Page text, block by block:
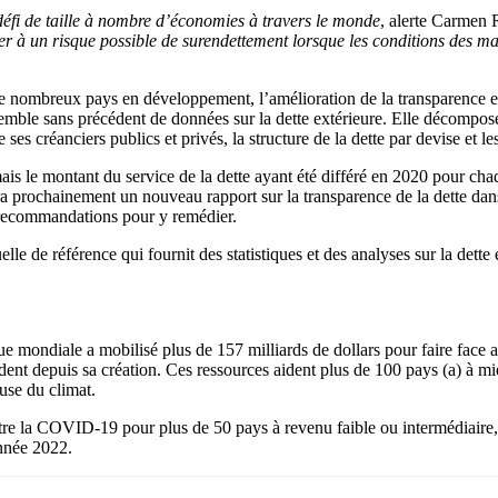
de taille à nombre d’économies à travers le monde, alerte Carmen
à un risque possible de surendettement lorsque les conditions des
pays en développement, l’amélioration de la
sans précédent de données sur la dette extérieure. Elle
créanciers publics et privés, la structure de la dette par devise et
le montant du service de la dette ayant été différé en 2020 pour
un nouveau rapport sur la transparence de la dette
pour y remédier.
de référence qui fournit des statistiques et des analyses sur la
a mobilisé plus de 157 milliards de dollars pour faire face
depuis sa création. Ces ressources aident plus de 100 pays (a) à
du climat.
la COVID-19 pour plus de 50 pays à revenu faible ou
2022.